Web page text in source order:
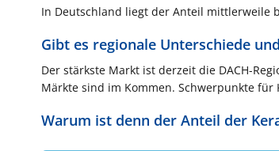
In Deutschland liegt der Anteil mittlerweile
Gibt es regionale Unterschiede
Der stärkste Markt ist derzeit die DACH-
Märkte sind im Kommen. Schwerpunkte
Warum ist denn der Anteil der